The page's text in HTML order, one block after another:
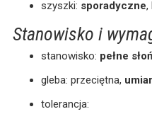
szyszki: sporadyczne,
Stanowisko i
stanowisko: pełne
gleba: przeciętna,
tolerancja: